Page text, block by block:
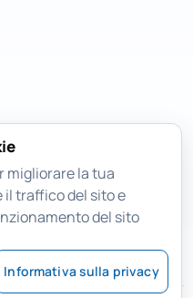
migliorare la tua
il traffico del sito e
del sito
Informativa sulla privacy